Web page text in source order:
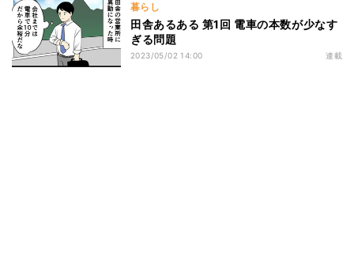
暮らし
田舎あるある 第1回 電車の本数が少なす
ぎる問題
2023/05/02 14:00 連載